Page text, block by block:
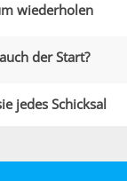
wiederholen
der Start?
jedes Schicksal